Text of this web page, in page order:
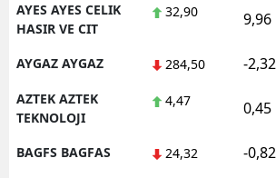
AYES AYES CELIK
HASIR VE CIT
32,90 9,96
AYGAZ AYGAZ 284,50 -2,32
AZTEK AZTEK
TEKNOLOJI
4,47 0,45
BAGFS BAGFAS 24,32 -0,82